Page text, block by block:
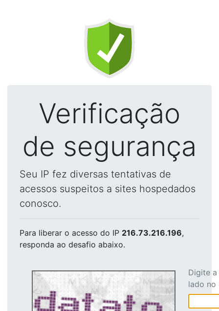
Verificação
de segurança
Seu IP fez diversas tentativas de
acessos suspeitos a sites hospedados
conosco.
Para liberar o acesso do IP 216.73.216.196,
responda ao desafio abaixo.
Digite
lado no